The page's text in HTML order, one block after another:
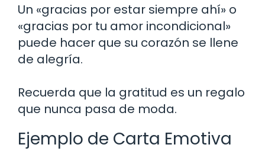
Un «gracias por estar siempre ahí» o
«gracias por tu amor incondicional»
puede hacer que su corazón se llene
de alegría.
Recuerda que la gratitud es un regalo
que nunca pasa de moda.
Ejemplo de Carta Emotiva